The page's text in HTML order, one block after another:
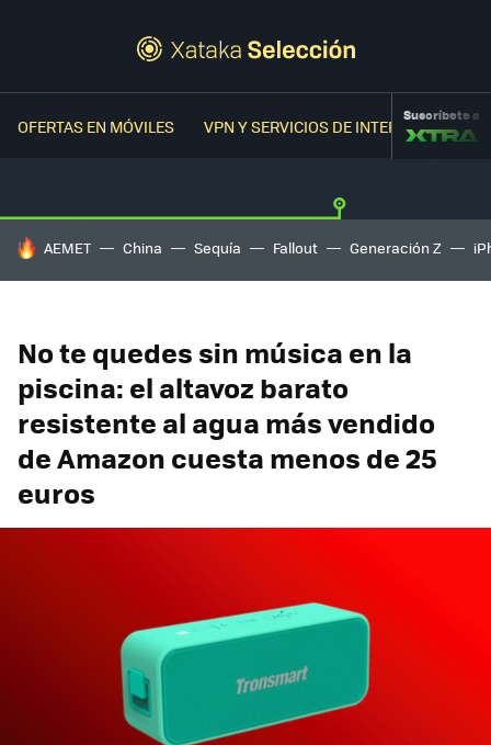
OFERTAS EN MÓVILES VPN Y SERVICIOS DE INTERNETSuscríbete a
HOY SE HABLA DE
AEMET China Sequía Fallout Generación Z
No te quedes sin música en la
piscina: el altavoz barato
resistente al agua más vendido
de Amazon cuesta menos de 25
euros